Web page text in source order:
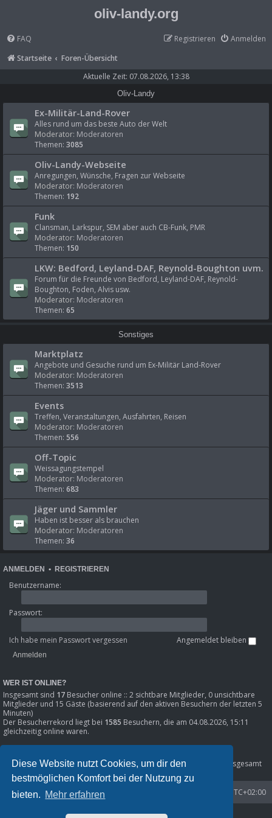
Diese Website nutzt Cookies, um dir den
bestmöglichen Komfort bei der Nutzung zu
bieten. Mehr erfahren
oliv-landy.org
FAQ Anmelden
Registrieren
Startseite
Foren-Übersicht
Aktuelle Zeit: 07.08.2026, 13:38
Oliv-Landy
Ex-Militär-Land-Rover
Alles rund um das beste Auto der Welt
Moderator: Moderatoren
Themen: 3085
Oliv-Landy-Webseite
Anregungen, Wünsche, Fragen zur Webseite
Moderator: Moderatoren
Themen: 192
Funk
Clansman, Larkspur, SEM aber auch CB-Funk, PMR
Moderator: Moderatoren
Themen: 150
LKW: Bedford, Leyland-DAF, Reynold-Boughton uvm.
Forum für die Freunde von Bedford, Leyland-DAF, Reynold-
Boughton, Foden, Alvis usw.
Moderator: Moderatoren
Themen: 65
Sonstiges
Marktplatz
Angebote und Gesuche rund um Ex-Militär Land-Rover
Moderator: Moderatoren
Themen: 3513
Events
Treffen, Veranstaltungen, Ausfahrten, Reisen
Moderator: Moderatoren
Themen: 556
Off-Topic
Weissagungstempel
Moderator: Moderatoren
Themen: 683
Jäger und Sammler
Haben ist besser als brauchen
Moderator: Moderatoren
Themen: 36
ANMELDEN • REGISTRIEREN
Benutzername:
Passwort:
Ich habe mein Passwort vergessen Angemeldet bleiben
WER IST ONLINE?
Insgesamt sind 17 Besucher online :: 2 sichtbare Mitglieder, 0 unsichtbare
Mitglieder und 15 Gäste (basierend auf den aktiven Besuchern der letzten 5
Minuten)
Der Besucherrekord liegt bei 1585 Besuchern, die am 04.08.2026, 15:11
gleichzeitig online waren.
Beiträge insgesamt80301• Themen insgesamt8633• Mitglieder insgesamt
1216
• Unser neuestes Mitglied: Phil_SE
Startseite
Foren-Übersicht UTC+02:00
Powered byphpBB® Forum Software © phpBB Limited